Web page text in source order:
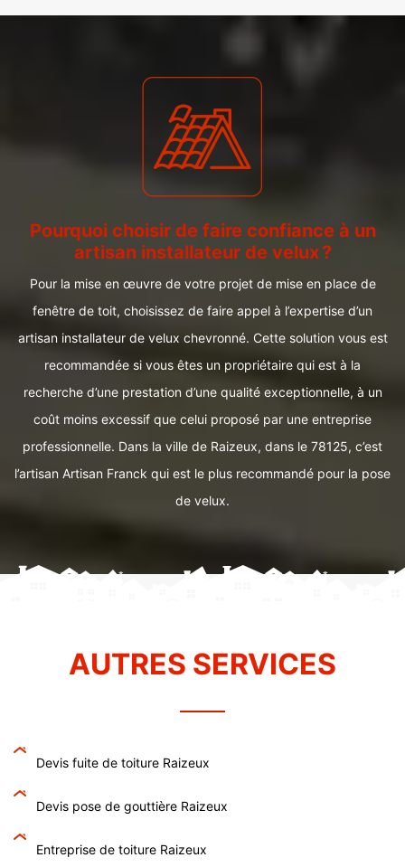
Pourquoi choisir de faire confiance à un
artisan installateur de velux ?
Pour la mise en œuvre de votre projet de mise en place de
fenêtre de toit, choisissez de faire appel à l’expertise d’un
artisan installateur de velux chevronné. Cette solution vous est
recommandée si vous êtes un propriétaire qui est à la
recherche d’une prestation d’une qualité exceptionnelle, à un
coût moins excessif que celui proposé par une entreprise
professionnelle. Dans la ville de Raizeux, dans le 78125, c’est
l’artisan Artisan Franck qui est le plus recommandé pour la pose
de velux.
AUTRES SERVICES
Devis fuite de toiture Raizeux
Devis pose de gouttière Raizeux
Entreprise de toiture Raizeux